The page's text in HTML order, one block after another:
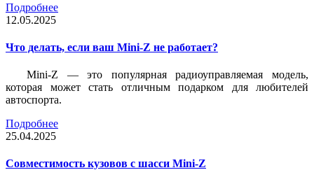
Подробнее
12.05.2025
Что делать, если ваш Mini-Z не работает?
Mini-Z — это популярная радиоуправляемая модель,
которая может стать отличным подарком для любителей
автоспорта.
Подробнее
25.04.2025
Совместимость кузовов с шасси Mini-Z